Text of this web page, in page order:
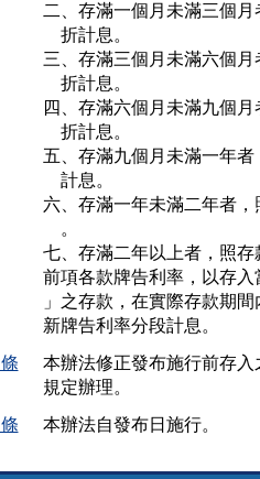
二、存滿一個月未滿三個
    折計息。
三、存滿三個月未滿六個
    折計息。
四、存滿六個月未滿九個
    折計息。
五、存滿九個月未滿一年
    計息。
六、存滿一年未滿二年者
    。
七、存滿二年以上者，照
前項各款牌告利率，以存
」之存款，在實際存款期
本辦法修正發布施行前存
規定辦理。
本辦法自發布日施行。